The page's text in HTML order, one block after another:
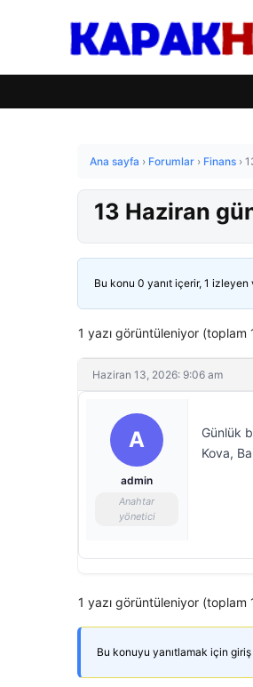
Ana sayfa › Forumlar › Finans ›
13 Haziran
Bu konu 0 yanıt içerir, 1 izleyen
1 yazı görüntüleniyor (toplam
Haziran 13, 2026: 9:06 am
A
admin
Anahtar
yönetici
Günlük
Kova,
1 yazı görüntüleniyor (toplam
Bu konuyu yanıtlamak için giriş